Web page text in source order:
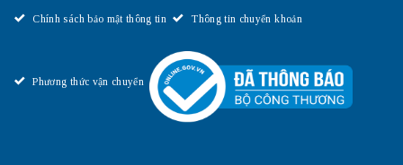
Chính sách bảo mật thông tin Thông tin chuyển khoản
Phương thức vận chuyển